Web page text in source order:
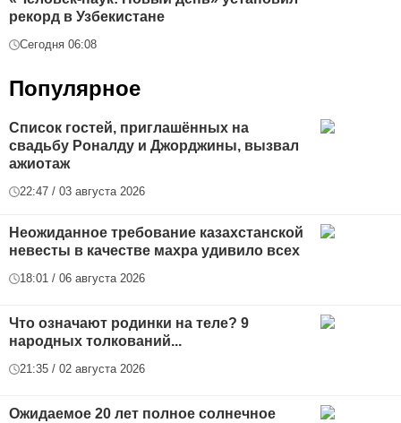
рекорд в Узбекистане
Сегодня 06:08
Популярное
Список гостей, приглашённых на
свадьбу Роналду и Джорджины, вызвал
ажиотаж
22:47 / 03 августа 2026
Неожиданное требование казахстанской
невесты в качестве махра удивило всех
18:01 / 06 августа 2026
Что означают родинки на теле? 9
народных толкований...
21:35 / 02 августа 2026
Ожидаемое 20 лет полное солнечное